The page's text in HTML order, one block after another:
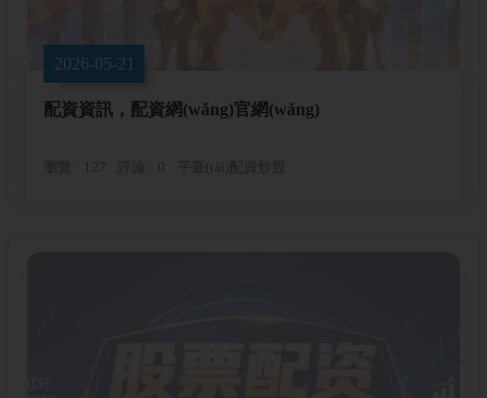
2026-05-21
配資資訊，配資網(wǎng)官網(wǎng)
瀏覽 127 評論 0 平臺(tái)配資炒股